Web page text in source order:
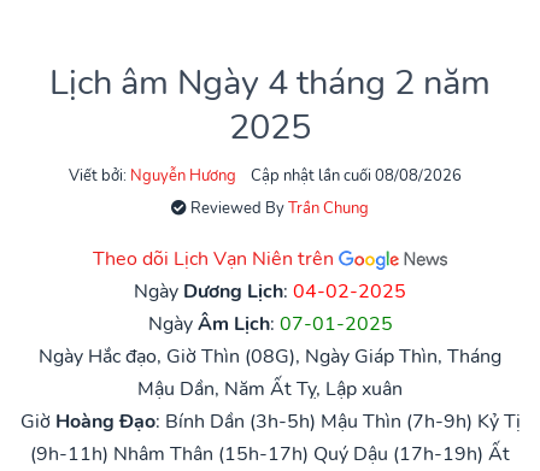
Lịch âm Ngày 4 tháng 2 năm
2025
Viết bởi: Nguyễn Hương
Cập nhật lần cuối 08/08/2026
Reviewed ByTrần Chung
Theo dõi Lịch Vạn Niên trên
Ngày Dương Lịch: 04-02-2025
NgàyÂm Lịch: 07-01-2025
Ngày Hắc đạo, Giờ Thìn (08G), Ngày Giáp Thìn, Tháng
Mậu Dần, Năm Ất Tỵ, Lập xuân
Giờ Hoàng Đạo: Bính Dần (3h-5h) Mậu Thìn (7h-9h) Kỷ Tị
(9h-11h) Nhâm Thân (15h-17h) Quý Dậu (17h-19h) Ất